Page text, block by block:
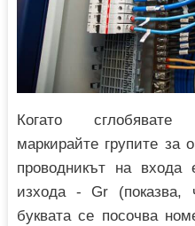
Когато сглобявате
маркирайте групите за
проводникът на
изхода - Gr (показва,
буквата се посочва